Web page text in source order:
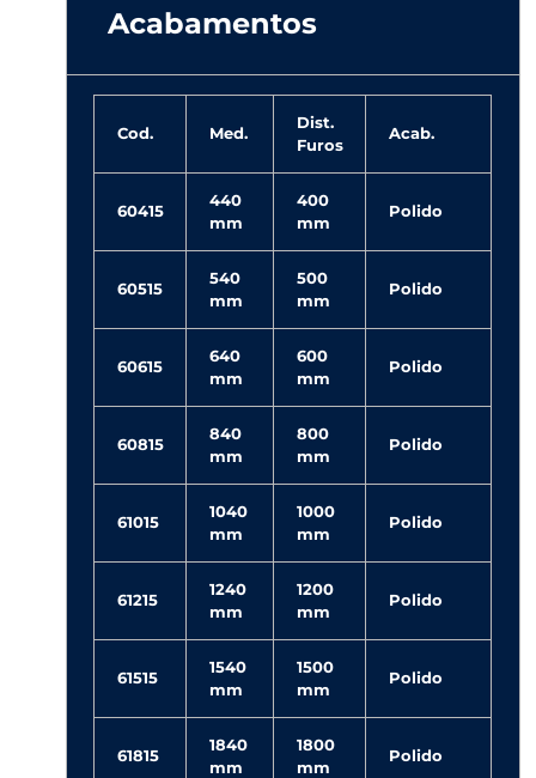
Acabamentos
Cod. Med.
Dist.
Furos
Acab.
60415
440
mm
400
mm
Polido
60515
540
mm
500
mm
Polido
60615
640
mm
600
mm
Polido
60815
840
mm
800
mm
Polido
61015
1040
mm
1000
mm
Polido
61215
1240
mm
1200
mm
Polido
61515
1540
mm
1500
mm
Polido
61815
1840
mm
1800
mm
Polido